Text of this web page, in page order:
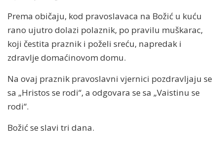
Prema običaju, kod pravoslavaca na Božić u kuću
rano ujutro dolazi polaznik, po pravilu muškarac,
koji čestita praznik i poželi sreću, napredak i
zdravlje domaćinovom domu.
Na ovaj praznik pravoslavni vjernici pozdravljaju se
sa „Hristos se rodi“, a odgovara se sa „Vaistinu se
rodi“.
Božić se slavi tri dana.